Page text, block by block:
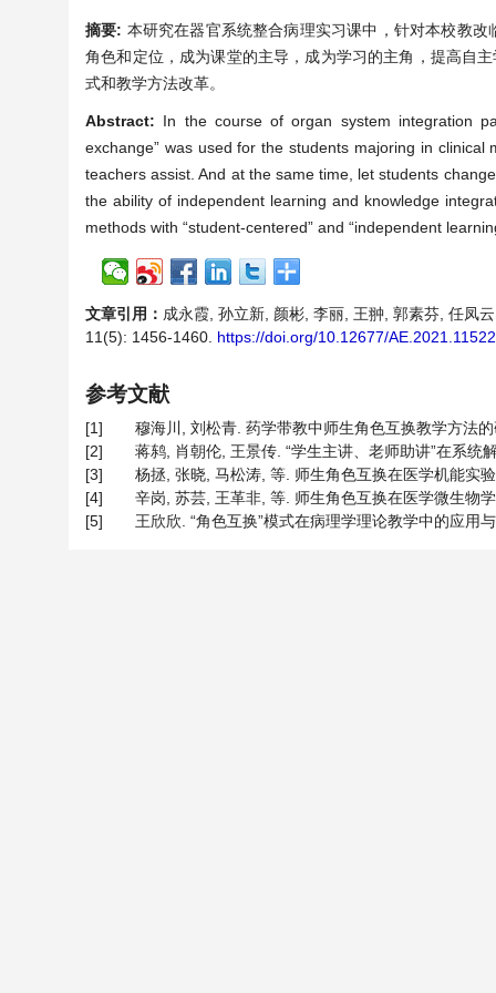
摘要: 本研究在器官系统整合病理实习课中，针对本校教
角色和定位，成为课堂的主导，成为学习的主角，提高自
式和教学方法改革。
Abstract: In the course of organ system integration
exchange” was used for the students majoring in
teachers assist. And at the same time, let students
the ability of independent learning and knowledge
methods with “student-centered” and “independent
文章引用： 成永霞, 孙立新, 颜彬, 李丽, 王翀, 郭素芬, 任凤
11(5): 1456-1460. https://doi.org/10.12677/
参考文献
[1]
穆海川, 刘松青. 药学带教中师生角色互换教学方法
[2]
蒋鸫, 肖朝伦, 王景传. “学生主讲、老师助讲”在系
[3]
杨拯, 张晓, 马松涛, 等. 师生角色互换在医学机能实
[4]
辛岗, 苏芸, 王革非, 等. 师生角色互换在医学微生物
[5]
王欣欣. “角色互换”模式在病理学理论教学中的应